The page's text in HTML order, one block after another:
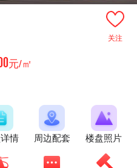
关注
元/㎡
情 周边配套 楼盘照片